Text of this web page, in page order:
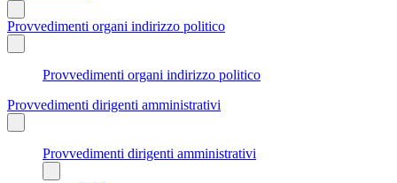
Provvedimenti organi indirizzo politico
Provvedimenti organi indirizzo politico
Provvedimenti dirigenti amministrativi
Provvedimenti dirigenti amministrativi